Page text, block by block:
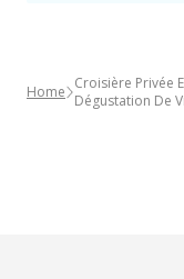
Home Croisière Privée
Dégustation De